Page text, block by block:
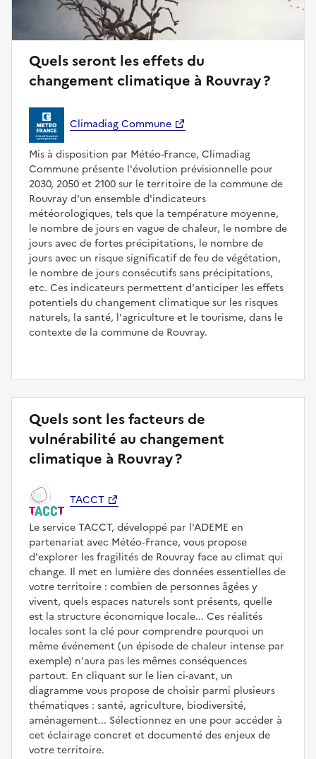
Quels seront les effets du
changement climatique à Rouvray ?
Climadiag Commune
Mis à disposition par Météo-France, Climadiag
Commune présente l'évolution prévisionnelle pour
2030, 2050 et 2100 sur le territoire de la commune de
Rouvray d'un ensemble d'indicateurs
météorologiques, tels que la température moyenne,
le nombre de jours en vague de chaleur, le nombre de
jours avec de fortes précipitations, le nombre de
jours avec un risque significatif de feu de végétation,
le nombre de jours consécutifs sans précipitations,
etc. Ces indicateurs permettent d'anticiper les effets
potentiels du changement climatique sur les risques
naturels, la santé, l'agriculture et le tourisme, dans le
contexte de la commune de Rouvray.
Quels sont les facteurs de
vulnérabilité au changement
climatique à Rouvray ?
TACCT
Le service TACCT, développé par l'ADEME en
partenariat avec Météo‑France, vous propose
d'explorer les fragilités de Rouvray face au climat qui
change. Il met en lumière des données essentielles de
votre territoire : combien de personnes âgées y
vivent, quels espaces naturels sont présents, quelle
est la structure économique locale... Ces réalités
locales sont la clé pour comprendre pourquoi un
même événement (un épisode de chaleur intense par
exemple) n'aura pas les mêmes conséquences
partout. En cliquant sur le lien ci-avant, un
diagramme vous propose de choisir parmi plusieurs
thématiques : santé, agriculture, biodiversité,
aménagement... Sélectionnez en une pour accéder à
cet éclairage concret et documenté des enjeux de
votre territoire.